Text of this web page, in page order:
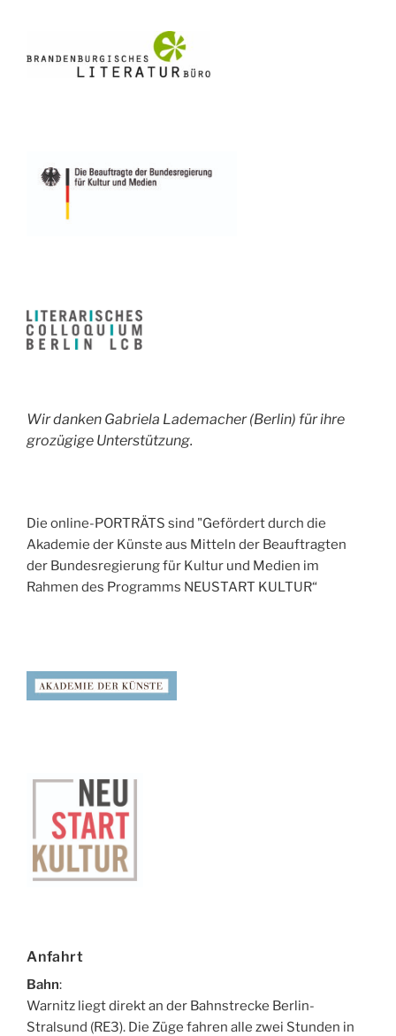
Wir danken Gabriela Lademacher (Berlin) für ihre
grozügige Unterstützung.
Die online-PORTRÄTS sind "Gefördert durch die
Akademie der Künste aus Mitteln der Beauftragten
der Bundesregierung für Kultur und Medien im
Rahmen des Programms NEUSTART KULTUR“
Anfahrt
Bahn:
Warnitz liegt direkt an der Bahnstrecke Berlin-
Stralsund (RE3). Die Züge fahren alle zwei Stunden in